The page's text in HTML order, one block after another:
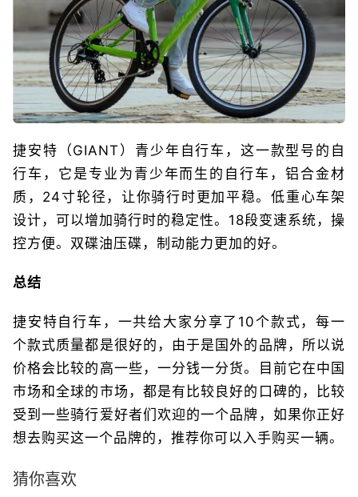
捷安特（GIANT）青少年自行车，这一款型号的自
行车，它是专业为青少年而生的自行车，铝合金材
质，24寸轮径，让你骑行时更加平稳。低重心车架
设计，可以增加骑行时的稳定性。18段变速系统，操
控方便。双碟油压碟，制动能力更加的好。
总结
捷安特自行车，一共给大家分享了10个款式，每一
个款式质量都是很好的，由于是国外的品牌，所以说
价格会比较的高一些，一分钱一分货。目前它在中国
市场和全球的市场，都是有比较良好的口碑的，比较
受到一些骑行爱好者们欢迎的一个品牌，如果你正好
想去购买这一个品牌的，推荐你可以入手购买一辆。
猜你喜欢